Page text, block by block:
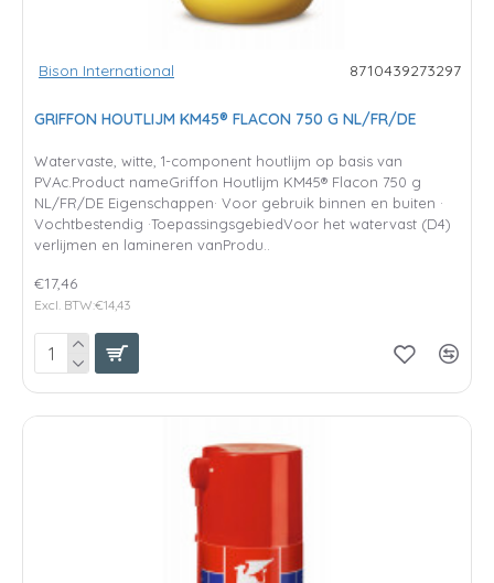
Bison International 8710439273297
GRIFFON HOUTLIJM KM45® FLACON 750 G NL/FR/DE
Watervaste, witte, 1-component houtlijm op basis van
PVAc.Product nameGriffon Houtlijm KM45® Flacon 750 g
NL/FR/DE Eigenschappen· Voor gebruik binnen en buiten ·
Vochtbestendig ·ToepassingsgebiedVoor het watervast (D4)
verlijmen en lamineren vanProdu..
€17,46
Excl. BTW:€14,43